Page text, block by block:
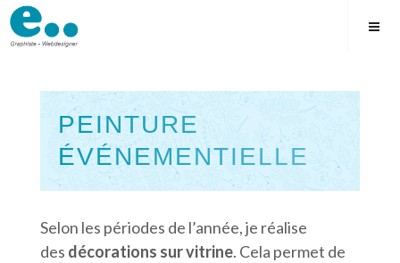
Skip
to
PEINTURE
ÉVÉNEMENTIELLE
Square
Selon les périodes de l’année, je réalise
des décorations sur vitrine. Cela permet de